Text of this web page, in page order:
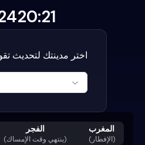
20:21
اختر مدينتك لتحديث
الفجر
(ينتهي وقت الإمساك)
المغرب
(الإفطار)